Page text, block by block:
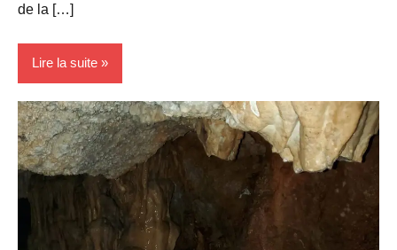
de la […]
Lire la suite
Activité
Sportives
Blog
Randonnées